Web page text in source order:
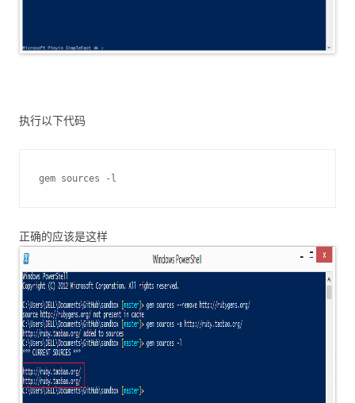
执行以下代码
gem sources -l
正确的应该是这样